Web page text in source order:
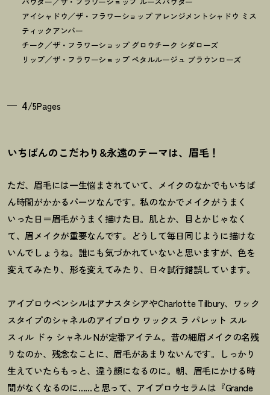
アイシャドウ／ザ・フラワーショップ アレンジメントシャドウ ミス
ティックアンバー
チーク／ザ・フラワーショップ グロウチーク シダローズ
リップ／ザ・フラワーショップ ペタルルージュ ブラウンローズ
4/5Pages
いちばんのこだわり&永遠のテーマは、眉毛 ！
ただ、眉毛には一生悩まされていて、メイクのなかでもいちば
ん時間がかかるパーツなんです。私のなかでメイクがうまく
いった日＝眉毛がうまく描けた日。肌とか、目とかじゃなく
て、眉メイクが重要なんです。どうして毎日同じように描けな
いんでしょうね。誰にも気づかれていないと思いますが、色を
変えてみたり、形を変えてみたり、日々試行錯誤しています。
アイブロウペンシルはアナスタシアやCharlotte Tilbury、ワック
スタイプのシャネルのアイブロウ ワックス ラ パレット スル
スィル ドゥ シャネル Nが定番アイテム。昔の細眉メイクの名残
りなのか、残念なことに、眉毛があまりないんです。しっかり
生えていたらもっと、違う顔になるのに。朝、眉毛にかける時
間がなくなるのに……と思って、アイブロウセラムは『Grande